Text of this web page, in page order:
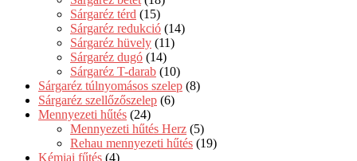
Sárgaréz térd (15)
Sárgaréz redukció (14)
Sárgaréz hüvely (11)
Sárgaréz dugó (14)
Sárgaréz T-darab (10)
Sárgaréz túlnyomásos szelep (8)
Sárgaréz szellőzőszelep (6)
Mennyezeti hűtés (24)
Mennyezeti hűtés Herz (5)
Rehau mennyezeti hűtés (19)
Kémiai fűtés (4)